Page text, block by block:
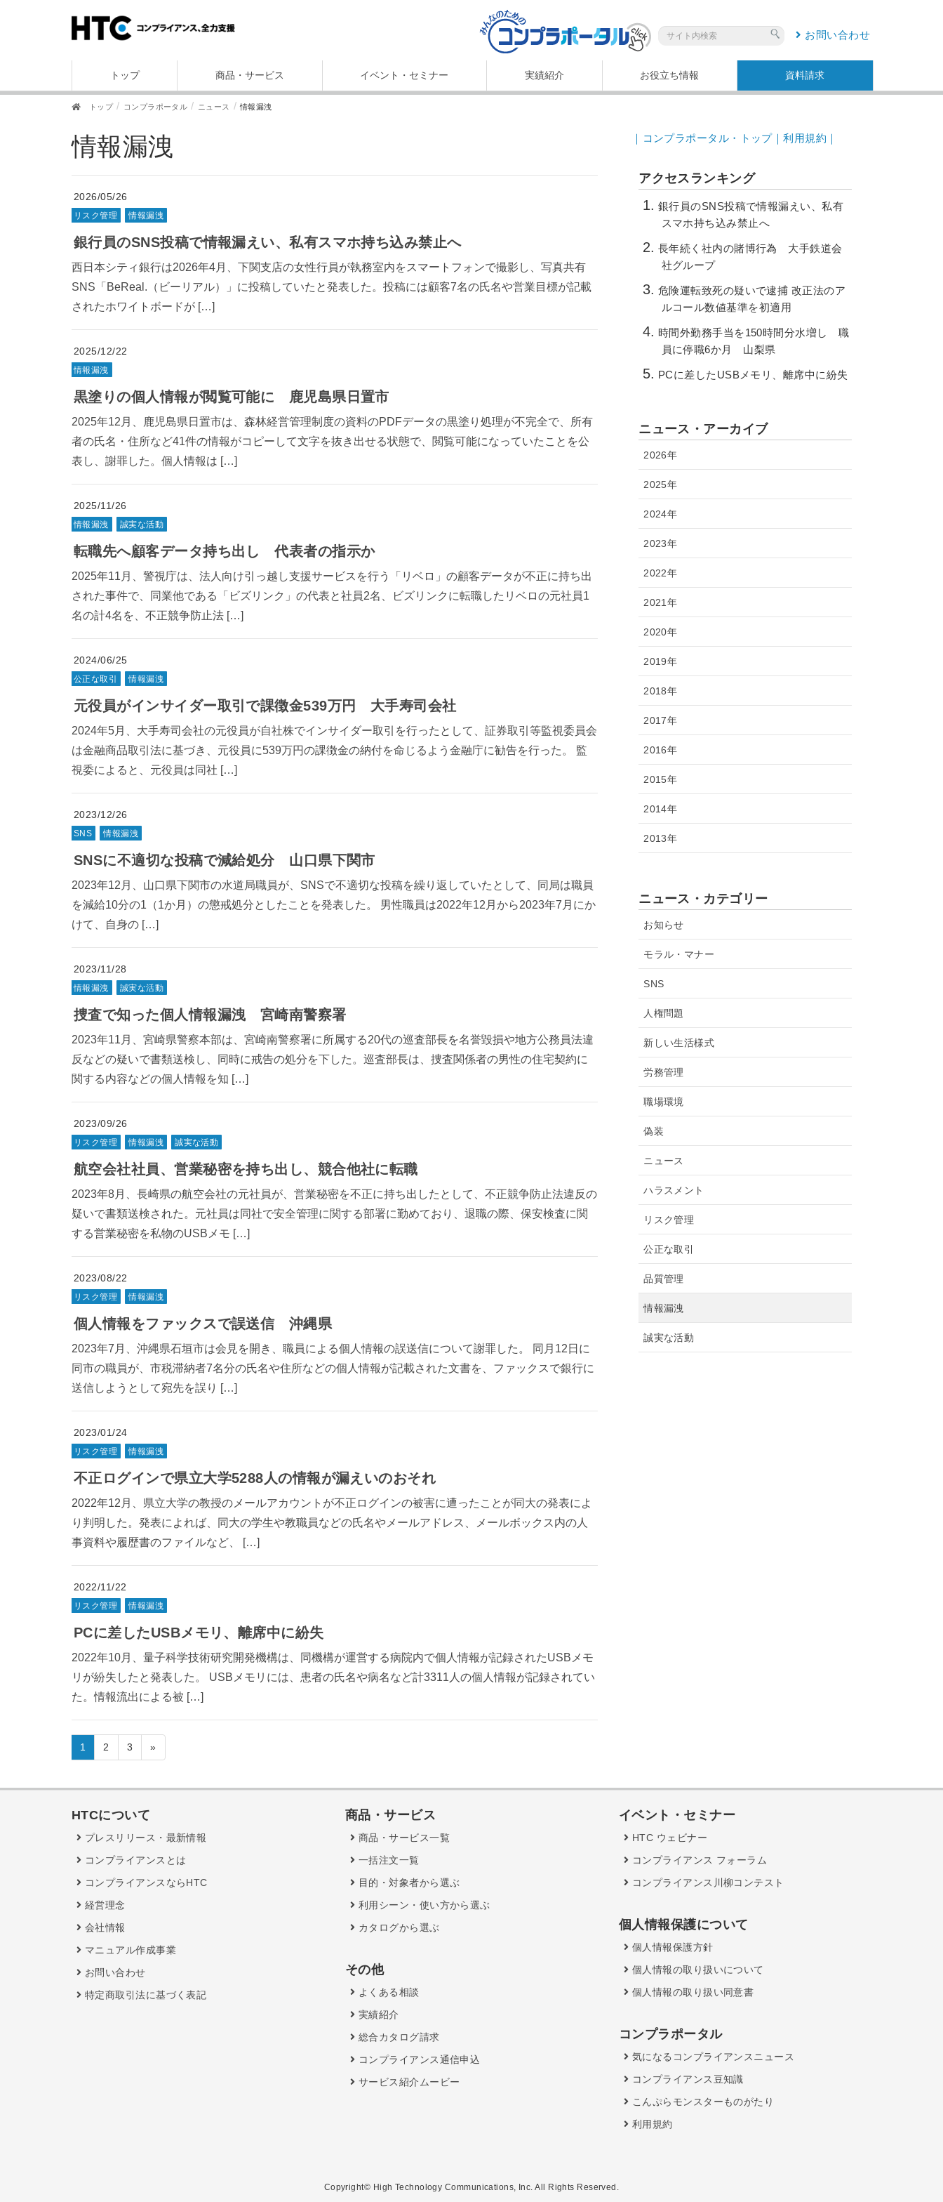
お問い合わせ
トップ 商品・サービス イベント・セミナー 実績紹介 お役立ち情報 資料請求
トップ コンプラポータル ニュース 情報漏洩
情報漏洩
2026/05/26
リスク管理 情報漏洩
銀行員のSNS投稿で情報漏えい、私有スマホ持ち込み禁止へ
西日本シティ銀行は2026年4月、下関支店の女性行員が執務室内をスマートフォンで撮影し、写真共有
SNS「BeReal.（ビーリアル）」に投稿していたと発表した。投稿には顧客7名の氏名や営業目標が記載
されたホワイトボードが […]
2025/12/22
情報漏洩
黒塗りの個人情報が閲覧可能に 鹿児島県日置市
2025年12月、鹿児島県日置市は、森林経営管理制度の資料のPDFデータの黒塗り処理が不完全で、所有
者の氏名・住所など41件の情報がコピーして文字を抜き出せる状態で、閲覧可能になっていたことを公
表し、謝罪した。個人情報は […]
2025/11/26
情報漏洩 誠実な活動
転職先へ顧客データ持ち出し 代表者の指示か
2025年11月、警視庁は、法人向け引っ越し支援サービスを行う「リベロ」の顧客データが不正に持ち出
された事件で、同業他である「ビズリンク」の代表と社員2名、ビズリンクに転職したリベロの元社員1
名の計4名を、不正競争防止法 […]
2024/06/25
公正な取引 情報漏洩
元役員がインサイダー取引で課徴金539万円 大手寿司会社
2024年5月、大手寿司会社の元役員が自社株でインサイダー取引を行ったとして、証券取引等監視委員会
は金融商品取引法に基づき、元役員に539万円の課徴金の納付を命じるよう金融庁に勧告を行った。 監
視委によると、元役員は同社 […]
2023/12/26
SNS 情報漏洩
SNSに不適切な投稿で減給処分 山口県下関市
2023年12月、山口県下関市の水道局職員が、SNSで不適切な投稿を繰り返していたとして、同局は職員
を減給10分の1（1か月）の懲戒処分としたことを発表した。 男性職員は2022年12月から2023年7月にか
けて、自身の […]
2023/11/28
情報漏洩 誠実な活動
捜査で知った個人情報漏洩 宮崎南警察署
2023年11月、宮崎県警察本部は、宮崎南警察署に所属する20代の巡査部長を名誉毀損や地方公務員法違
反などの疑いで書類送検し、同時に戒告の処分を下した。巡査部長は、捜査関係者の男性の住宅契約に
関する内容などの個人情報を知 […]
2023/09/26
リスク管理 情報漏洩 誠実な活動
航空会社社員、営業秘密を持ち出し、競合他社に転職
2023年8月、長崎県の航空会社の元社員が、営業秘密を不正に持ち出したとして、不正競争防止法違反の
疑いで書類送検された。元社員は同社で安全管理に関する部署に勤めており、退職の際、保安検査に関
する営業秘密を私物のUSBメモ […]
2023/08/22
リスク管理 情報漏洩
個人情報をファックスで誤送信 沖縄県
2023年7月、沖縄県石垣市は会見を開き、職員による個人情報の誤送信について謝罪した。 同月12日に
同市の職員が、市税滞納者7名分の氏名や住所などの個人情報が記載された文書を、ファックスで銀行に
送信しようとして宛先を誤り […]
2023/01/24
リスク管理 情報漏洩
不正ログインで県立大学5288人の情報が漏えいのおそれ
2022年12月、県立大学の教授のメールアカウントが不正ログインの被害に遭ったことが同大の発表によ
り判明した。発表によれば、同大の学生や教職員などの氏名やメールアドレス、メールボックス内の人
事資料や履歴書のファイルなど、 […]
2022/11/22
リスク管理 情報漏洩
PCに差したUSBメモリ、離席中に紛失
2022年10月、量子科学技術研究開発機構は、同機構が運営する病院内で個人情報が記録されたUSBメモ
リが紛失したと発表した。 USBメモリには、患者の氏名や病名など計3311人の個人情報が記録されてい
た。情報流出による被 […]
1 2 3 »
｜コンプラポータル・トップ｜利用規約｜
アクセスランキング
銀行員のSNS投稿で情報漏えい、私有
スマホ持ち込み禁止へ
長年続く社内の賭博行為 大手鉄道会
社グループ
危険運転致死の疑いで逮捕 改正法のア
ルコール数値基準を初適用
時間外勤務手当を150時間分水増し 職
員に停職6か月 山梨県
PCに差したUSBメモリ、離席中に紛失
ニュース・アーカイブ
2026年
2025年
2024年
2023年
2022年
2021年
2020年
2019年
2018年
2017年
2016年
2015年
2014年
2013年
ニュース・カテゴリー
お知らせ
モラル・マナー
SNS
人権問題
新しい生活様式
労務管理
職場環境
偽装
ニュース
ハラスメント
リスク管理
公正な取引
品質管理
情報漏洩
誠実な活動
HTCについて
プレスリリース・最新情報
コンプライアンスとは
コンプライアンスならHTC
経営理念
会社情報
マニュアル作成事業
お問い合わせ
特定商取引法に基づく表記
商品・サービス
商品・サービス一覧
一括注文一覧
目的・対象者から選ぶ
利用シーン・使い方から選ぶ
カタログから選ぶ
その他
よくある相談
実績紹介
総合カタログ請求
コンプライアンス通信申込
サービス紹介ムービー
イベント・セミナー
HTC ウェビナー
コンプライアンス フォーラム
コンプライアンス川柳コンテスト
個人情報保護について
個人情報保護方針
個人情報の取り扱いについて
個人情報の取り扱い同意書
コンプラポータル
気になるコンプライアンスニュース
コンプライアンス豆知識
こんぷらモンスターものがたり
利用規約
Copyright© High Technology Communications, Inc. All Rights Reserved.